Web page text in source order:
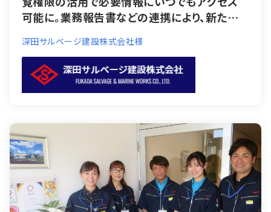
可能に。業務報告書などの連携により、新たな
深田サルベージ建設株式会社様